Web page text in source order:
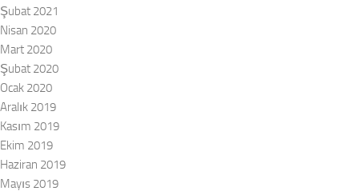
Şubat 2021
Nisan 2020
Mart 2020
Şubat 2020
Ocak 2020
Aralık 2019
Kasım 2019
Ekim 2019
Haziran 2019
Mayıs 2019